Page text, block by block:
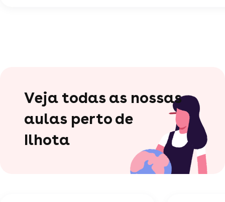
Veja todas as nossas
aulas perto de
Ilhota